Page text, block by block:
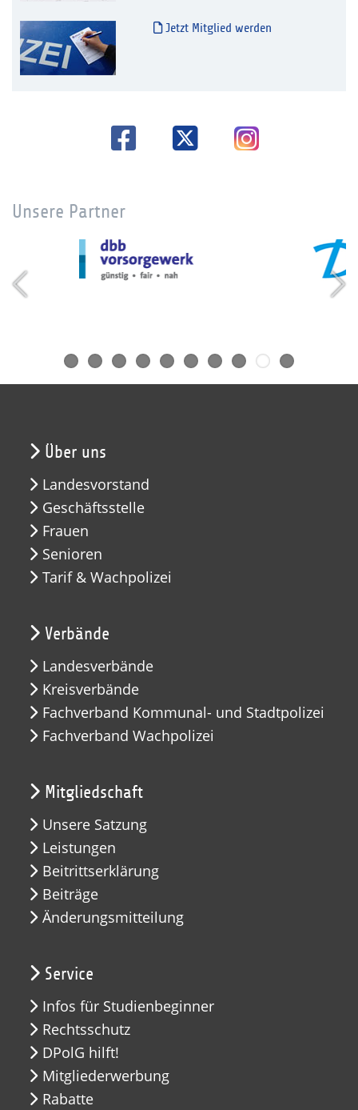
Jetzt Mitglied werden
Unsere Partner
Über uns
Landesvorstand
Geschäftsstelle
Frauen
Senioren
Tarif & Wachpolizei
Verbände
Landesverbände
Kreisverbände
Fachverband Kommunal- und Stadtpolizei
Fachverband Wachpolizei
Mitgliedschaft
Unsere Satzung
Leistungen
Beitrittserklärung
Beiträge
Änderungsmitteilung
Service
Infos für Studienbeginner
Rechtsschutz
DPolG hilft!
Mitgliederwerbung
Rabatte